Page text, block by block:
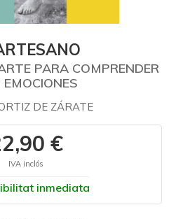
PARA COMPRENDER
DE ZÁRATE
€
IVA inclós
inmediata